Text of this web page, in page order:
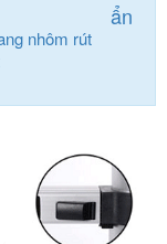
ẩn
nhôm rút